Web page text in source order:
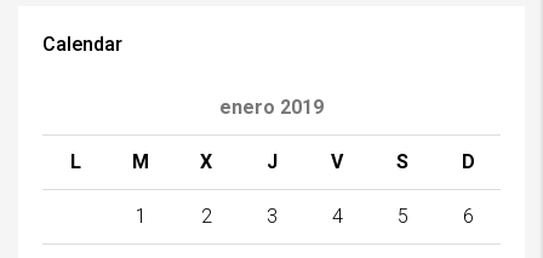
Calendar
enero 2019
L M X J V S D
1 2 3 4 5 6